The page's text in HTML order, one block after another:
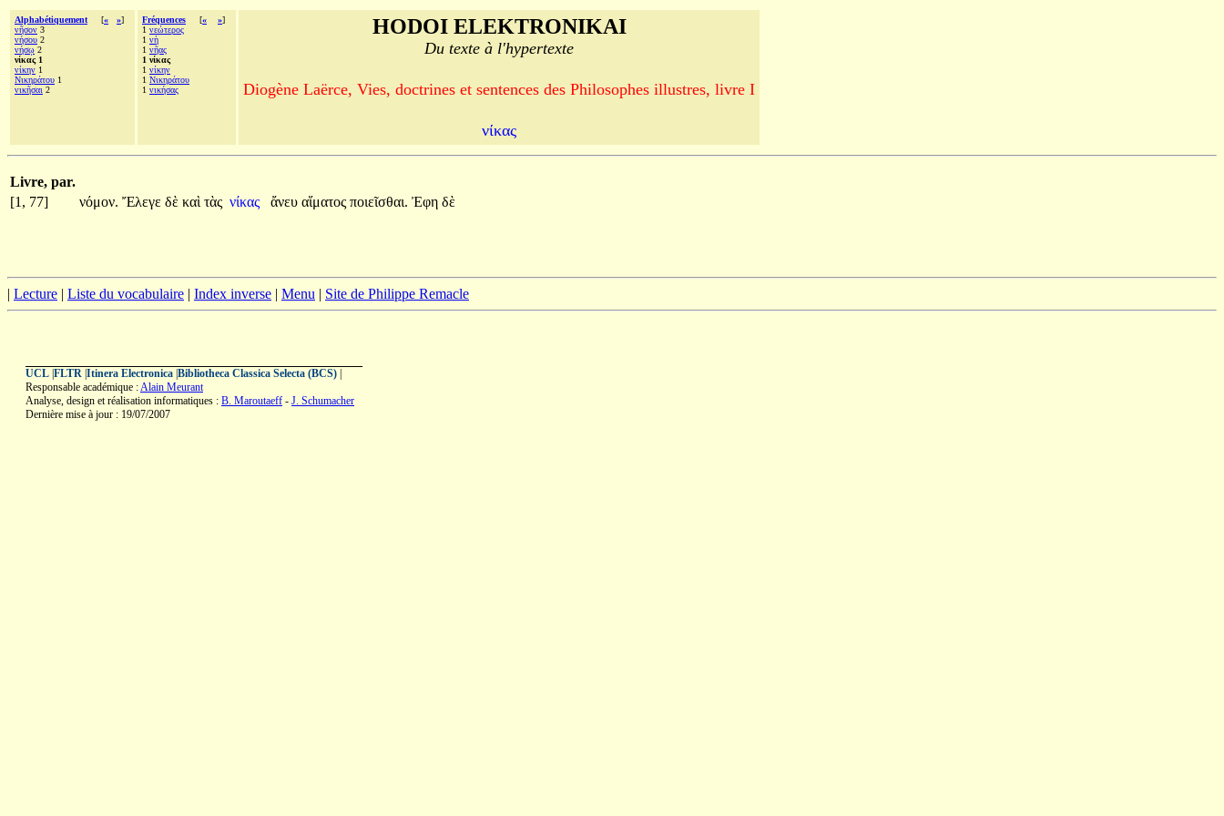
Alphabétiquement [« »]
νῆσον 3
νήσου 2
νήσῳ 2
νίκας 1
νίκην 1
Νικηράτου 1
νικῆσαι 2
Fréquences [« »]
1 νεώτερος
1 νὴ
1 νῆας
1 νίκας
1 νίκην
1 Νικηράτου
1 νικήσας
HODOI ELEKTRONIKAI
Du texte à l'hypertexte
Diogène Laërce, Vies, doctrines et sentences des Philosophes illustres, livre I
νίκας
Livre, par.
[1, 77]
νόμον. Ἔλεγε δὲ καὶ τὰς νίκας ἄνευ αἵματος ποιεῖσθαι. Ἐφη δὲ
| Lecture | Liste du vocabulaire | Index inverse | Menu | Site de Philippe Remacle
UCL FLTR Itinera Electronica Bibliotheca Classica Selecta (BCS)
Responsable académique :Alain Meurant
Analyse, design et réalisation informatiques : B. Maroutaeff - J. Schumacher
Dernière mise à jour : 19/07/2007